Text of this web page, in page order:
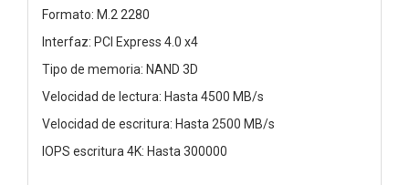
Formato: M.2 2280
Interfaz: PCI Express 4.0 x4
Tipo de memoria: NAND 3D
Velocidad de lectura: Hasta 4500 MB/s
Velocidad de escritura: Hasta 2500 MB/s
IOPS escritura 4K: Hasta 300000